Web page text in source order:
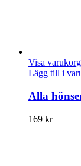
Visa varukorg
Lägg till i
Alla
169 kr